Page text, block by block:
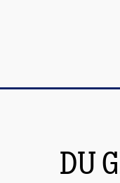
DU